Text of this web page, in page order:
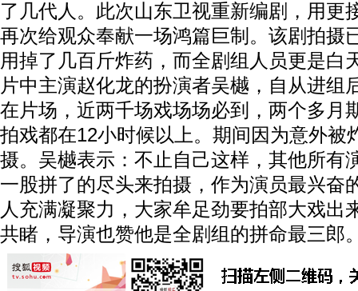
了几代人。此次山东卫视重新编剧，用更
再次给观众奉献一场鸿篇巨制。该剧拍摄
用掉了几百斤炸药，而全剧组人员更是白
片中主演赵化龙的扮演者吴樾，自从进组
在片场，近两千场戏场场必到，两个多月
拍戏都在12小时候以上。期间因为意外被
摄。吴樾表示：不止自己这样，其他所有
一股拼了的尽头来拍摄，作为演员最兴奋
人充满凝聚力，大家牟足劲要拍部大戏出
共睹，导演也赞他是全剧组的拼命最三郎